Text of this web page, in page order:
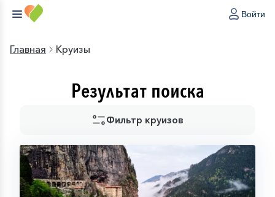
Войти
Главная Круизы
Результат поиска
Фильтр круизов